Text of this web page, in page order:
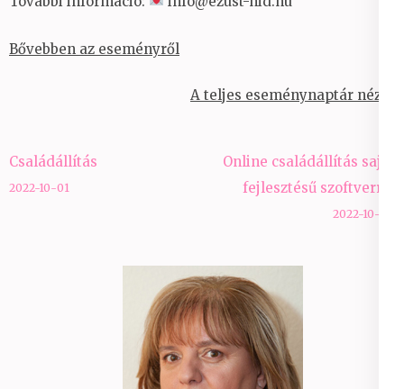
Bővebben az eseményről
A teljes eseménynaptár nézet
Bejegyzés
navigáció
Családállítás
2022-10-01
Online családállítás saját
fejlesztésű szoftverrel
2022-10-04